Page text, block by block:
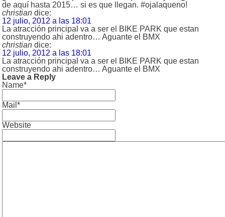
de aquí hasta 2015… si es que llegan. #ojalaqueno!
christian dice:
12 julio, 2012 a las 18:01
La atracción principal va a ser el BIKE PARK que estan
construyendo ahi adentro… Aguante el BMX
christian dice:
12 julio, 2012 a las 18:01
La atracción principal va a ser el BIKE PARK que estan
construyendo ahi adentro… Aguante el BMX
Leave a Reply
Name*
Mail*
Website